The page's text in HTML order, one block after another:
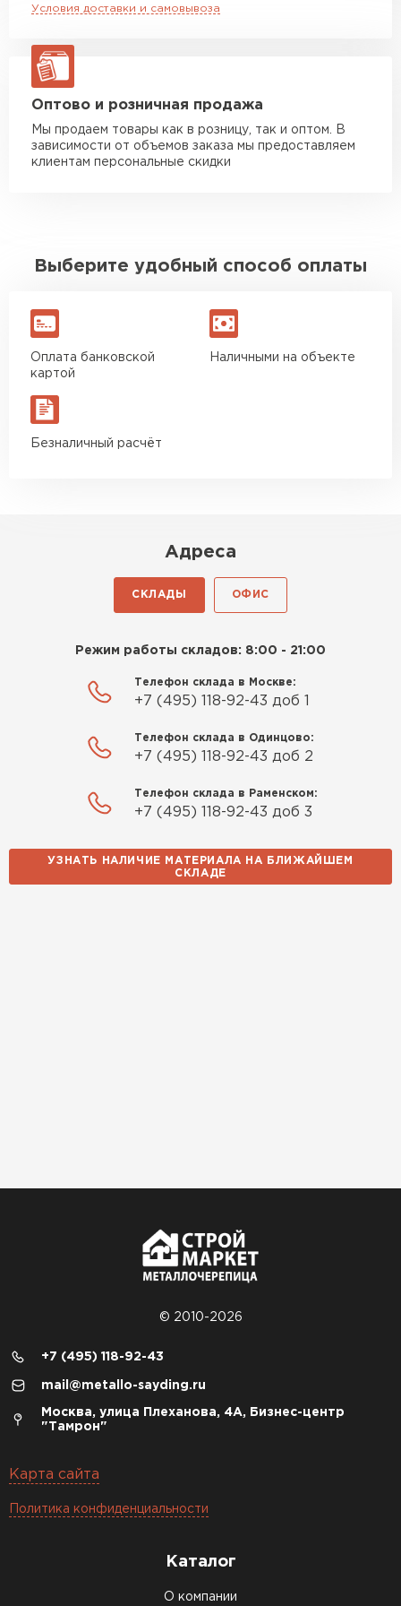
макс. длина груза 13,5 м
ЗАКАЗАТЬ С ДОСТАВКОЙ
Условия доставки и самовывоза
Оптово и розничная продажа
Мы продаем товары как в розницу, так и оптом. В
зависимости от объемов заказа мы предоставляем
клиентам персональные скидки
Выберите удобный способ оплаты
Оплата банковской
картой
Наличными на объекте
Безналичный расчёт
Адреса
СКЛАДЫ ОФИС
Режим работы складов: 8:00 - 21:00
Телефон склада в Москве:
+7 (495) 118-92-43 доб 1
Телефон склада в Одинцово:
+7 (495) 118-92-43 доб 2
Телефон склада в Раменском:
+7 (495) 118-92-43 доб 3
УЗНАТЬ НАЛИЧИЕ МАТЕРИАЛА НА БЛИЖАЙШЕМ
СКЛАДЕ
© 2010-2026
+7 (495) 118-92-43
mail@metallo-sayding.ru
Москва, улица Плеханова, 4А, Бизнес-центр
"Тамрон"
Карта сайта
Политика конфиденциальности
Каталог
О компании